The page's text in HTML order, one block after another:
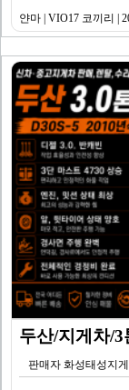
얀마 | VIO17 코끼리 |
두산/지게차/3
판매자 화성태성지